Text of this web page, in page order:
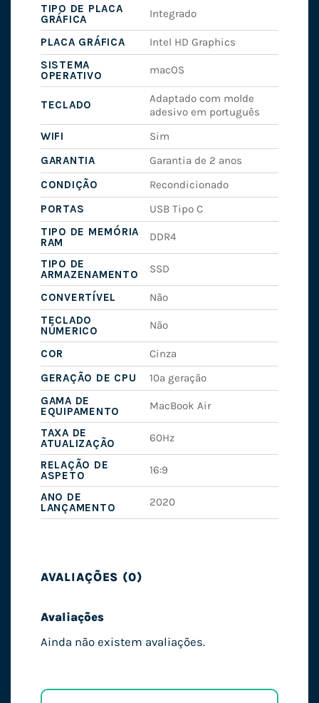
TIPO DE PLACA
GRÁFICA
Integrado
PLACA GRÁFICA
Intel HD Graphics
SISTEMA
OPERATIVO
macOS
TECLADO
Adaptado com molde
adesivo em português
WIFI
Sim
GARANTIA
Garantia de 2 anos
CONDIÇÃO
Recondicionado
PORTAS
USB Tipo C
TIPO DE MEMÓRIA
RAM
DDR4
TIPO DE
ARMAZENAMENTO
SSD
CONVERTÍVEL
Não
TECLADO
NÚMERICO
Não
COR
Cinza
GERAÇÃO DE CPU
10ª geração
GAMA DE
EQUIPAMENTO
MacBook Air
TAXA DE
ATUALIZAÇÃO
60Hz
RELAÇÃO DE
ASPETO
16:9
ANO DE
LANÇAMENTO
2020
AVALIAÇÕES (0)
Avaliações
Ainda não existem avaliações.